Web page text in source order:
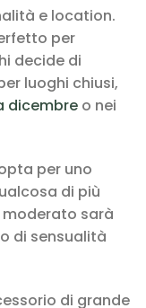
e location.
per
decide di
luoghi chiusi,
dicembre o nei
per uno
di più
sarà
di sensualità
di grande